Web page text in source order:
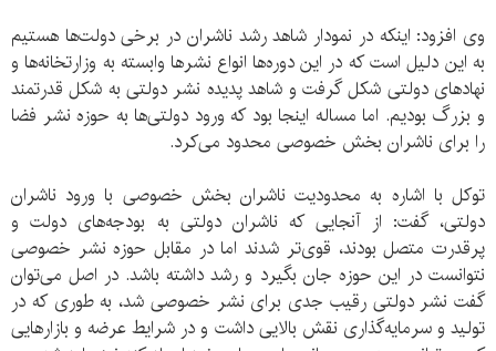
وی افزود: اینکه در نمودار شاهد رشد ناشران در برخی دولت‌ها هستیم
به این دلیل است که در این دوره‌ها انواع نشرها وابسته به وزارتخانه‌ها و
نهادهای دولتی شکل گرفت و شاهد پدیده نشر دولتی به شکل قدرتمند
و بزرگ بودیم. اما مساله اینجا بود که ورود دولتی‌ها به حوزه نشر فضا
را برای ناشران بخش خصوصی محدود می‌کرد.
توکل با اشاره به محدودیت ناشران بخش خصوصی با ورود ناشران
دولتی، گفت: از آنجایی که ناشران دولتی به بودجه‌های دولت و
پرقدرت متصل بودند، قوی‌تر شدند اما در مقابل حوزه نشر خصوصی
نتوانست در این حوزه جان بگیرد و رشد داشته باشد. در اصل می‌توان
گفت نشر دولتی رقیب جدی برای نشر خصوصی شد، به طوری که در
تولید و سرمایه‌گذاری نقش بالایی داشت و در شرایط عرضه و بازارهایی